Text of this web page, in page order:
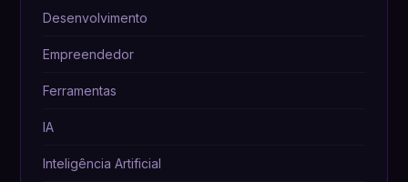
Desenvolvimento
Empreendedor
Ferramentas
IA
Inteligência Artificial